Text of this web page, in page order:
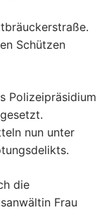
Schützen
Polizeipräsidium
nun unter
die
Frau